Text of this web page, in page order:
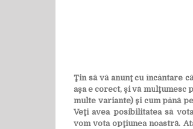
Ţin să vă anunţ cu încântare
aşa e corect, şi vă mulţumesc
multe variante) şi cum până
Veţi avea posibilitatea să
vom vota opţiunea noastră.